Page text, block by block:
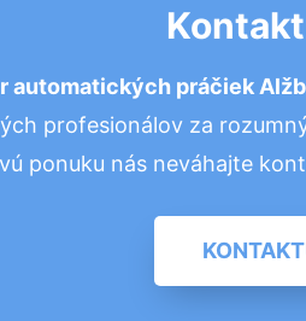
automatických práčiek
profesionálov za
ponuku nás neváhajte